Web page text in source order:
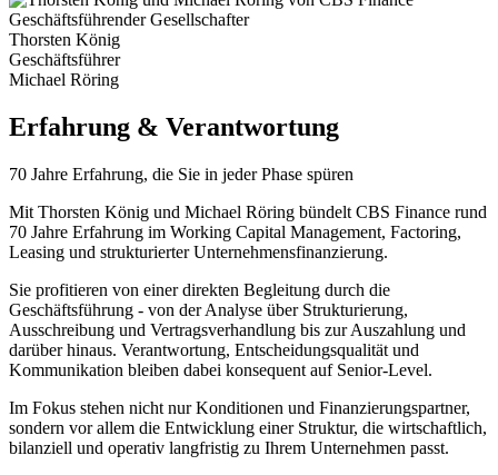
Geschäftsführender Gesellschafter
Thorsten König
Geschäftsführer
Michael Röring
Erfahrung & Verantwortung
70 Jahre Erfahrung, die Sie in jeder Phase spüren
Mit Thorsten König und Michael Röring bündelt CBS Finance rund
70 Jahre Erfahrung im Working Capital Management, Factoring,
Leasing und strukturierter Unternehmensfinanzierung.
Sie profitieren von einer direkten Begleitung durch die
Geschäftsführung - von der Analyse über Strukturierung,
Ausschreibung und Vertragsverhandlung bis zur Auszahlung und
darüber hinaus. Verantwortung, Entscheidungsqualität und
Kommunikation bleiben dabei konsequent auf Senior-Level.
Im Fokus stehen nicht nur Konditionen und Finanzierungspartner,
sondern vor allem die Entwicklung einer Struktur, die wirtschaftlich,
bilanziell und operativ langfristig zu Ihrem Unternehmen passt.